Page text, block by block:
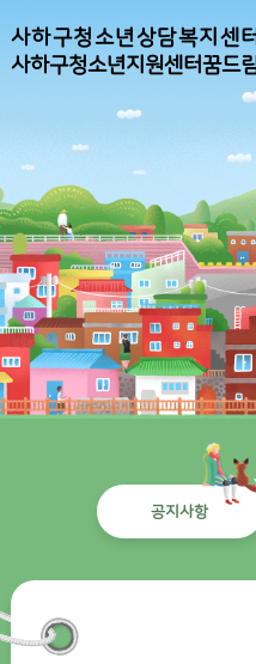
사하구청소년상담복지센터
사하구청소년지원센터꿈드
공지사항